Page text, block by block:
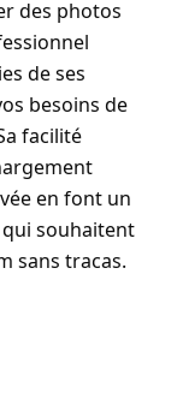
des photos
de ses
besoins de
facilité
en font un
souhaitent
sans tracas.